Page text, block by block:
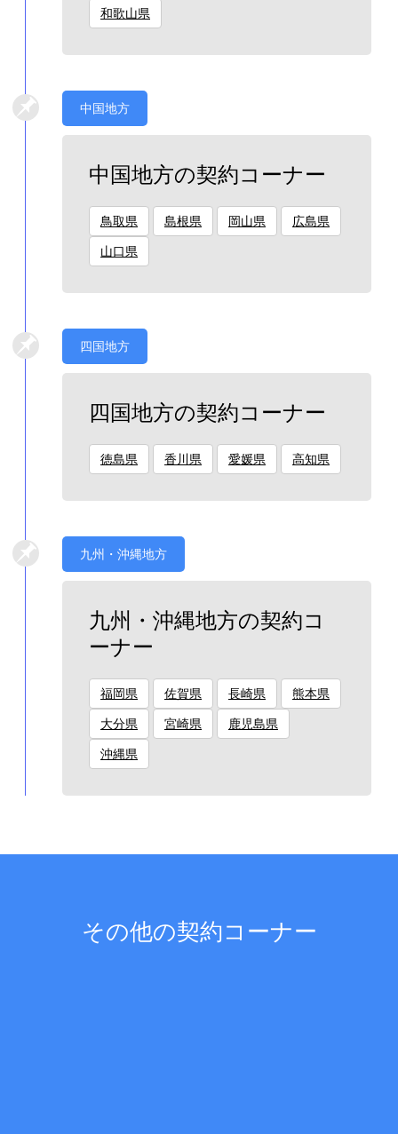
和歌山県
中国地方
中国地方の契約コーナー
鳥取県 島根県 岡山県 広島県
山口県
四国地方
四国地方の契約コーナー
徳島県 香川県 愛媛県 高知県
九州・沖縄地方
九州・沖縄地方の契約コ
ーナー
福岡県 佐賀県 長崎県 熊本県
大分県 宮崎県 鹿児島県
沖縄県
その他の契約コーナー